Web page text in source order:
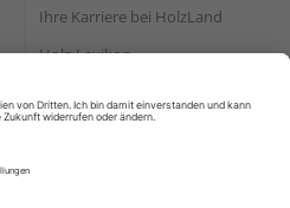
Ihre Karriere bei HolzLand
Holz-Lexikon